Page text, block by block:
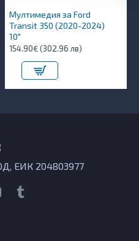
Мултимедия за Ford
Transit 350 (2020-2024)
10″
154.90€ (302.96 лв)
ЕИК 204803977